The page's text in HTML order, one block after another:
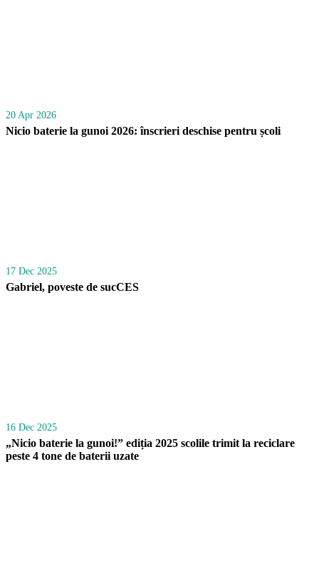
20 Apr 2026
Nicio baterie la gunoi 2026: înscrieri deschise pentru școli
17 Dec 2025
Gabriel, poveste de sucCES
16 Dec 2025
„Nicio baterie la gunoi!” ediția 2025 scolile trimit la reciclare
peste 4 tone de baterii uzate